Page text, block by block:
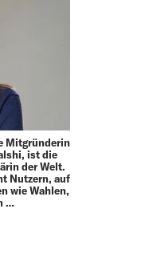
Mitgründerin
ist die
der Welt.
Nutzern, auf
wie Wahlen,
…